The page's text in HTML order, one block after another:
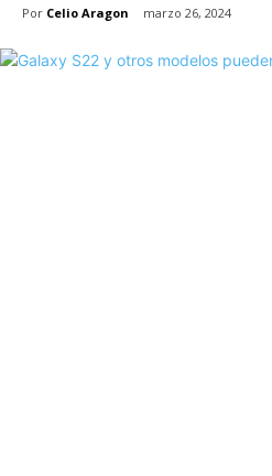
Por Celio Aragon marzo 26, 2024